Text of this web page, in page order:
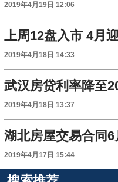
2019年4月19日 12:06
上周12盘入市 4月
2019年4月18日 14:33
武汉房贷利率降至
2019年4月18日 13:37
湖北房屋交易合同6
2019年4月17日 15:44